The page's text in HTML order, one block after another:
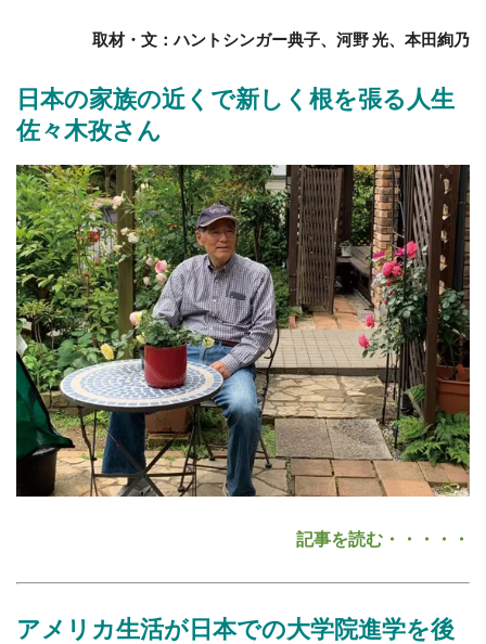
取材・文：ハントシンガー典子、河野 光、本田絢乃
日本の家族の近くで新しく根を張る人生
佐々木孜さん
記事を読む・・・・・
アメリカ生活が日本での大学院進学を後